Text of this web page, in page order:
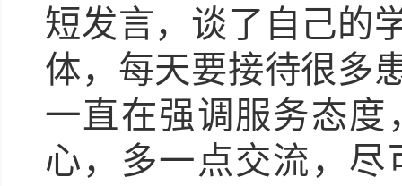
短发言，谈了自己的
体，每天要接待很多
一直在强调服务态
心，多一点交流，